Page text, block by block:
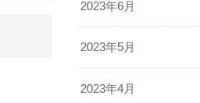
2023年6月
2023年5月
2023年4月